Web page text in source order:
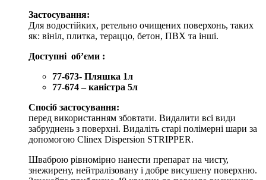
Застосування:
Для водостійких, ретельно очищених поверхонь, таких
як: вініл, плитка, тераццо, бетон, ПВХ та інші.
Доступні обʼєми :
77-673- Пляшка 1л
77-674 – каністра 5л
Спосіб застосування:
перед використанням збовтати. Видалити всі види
забруднень з поверхні. Видаліть старі полімерні шари за
допомогою Clinex Dispersion STRIPPER.
Шваброю рівномірно нанести препарат на чисту,
знежирену, нейтралізовану і добре висушену поверхню.